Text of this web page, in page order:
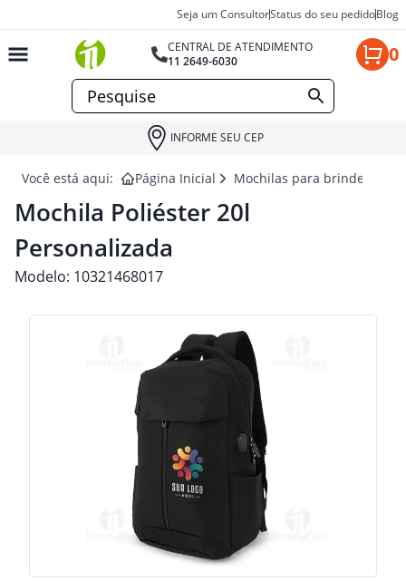
Seja um ConsultorStatus do seu pedidoBlog
CENTRAL DE ATENDIMENTO
11 2649-6030
0
INFORME SEU CEP
Você está aqui: Página Inicial Mochilas para brindes
Mochila Poliéster 20l
Personalizada
Modelo: 10321468017